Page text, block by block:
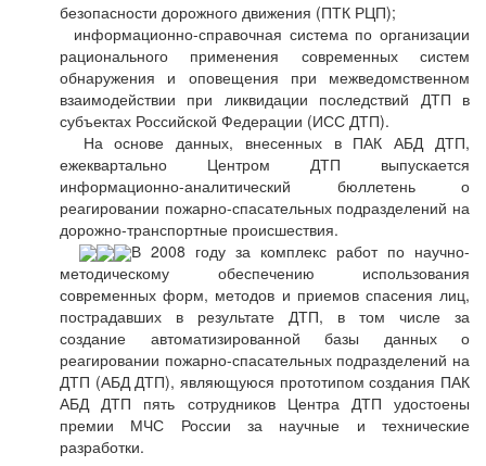
безопасности дорожного движения (ПТК РЦП);
информационно-справочная система по организации
рационального применения современных систем
обнаружения и оповещения при межведомственном
взаимодействии при ликвидации последствий ДТП в
субъектах Российской Федерации (ИСС ДТП).
На основе данных, внесенных в ПАК АБД ДТП,
ежеквартально Центром ДТП выпускается
информационно-аналитический бюллетень о
реагировании пожарно-спасательных подразделений на
дорожно-транспортные происшествия.
В 2008 году за комплекс работ по научно-
методическому обеспечению использования
современных форм, методов и приемов спасения лиц,
пострадавших в результате ДТП, в том числе за
создание автоматизированной базы данных о
реагировании пожарно-спасательных подразделений на
ДТП (АБД ДТП), являющуюся прототипом создания ПАК
АБД ДТП пять сотрудников Центра ДТП удостоены
премии МЧС России за научные и технические
разработки.